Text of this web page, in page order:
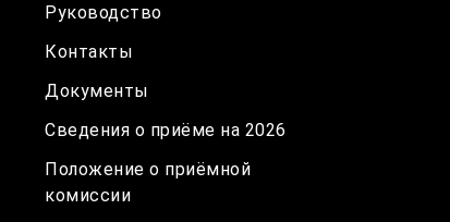
Руководство
Контакты
Документы
Сведения о приёме на 2026
Положение о приёмной
комиссии